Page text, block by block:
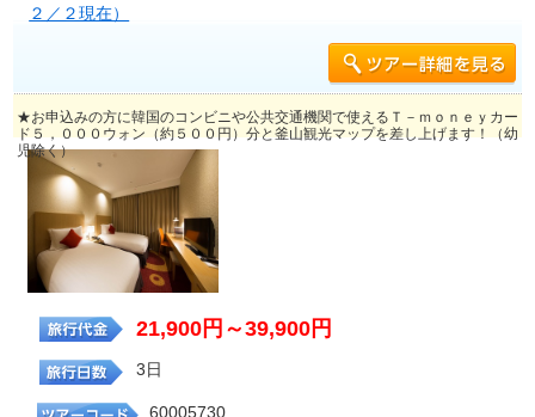
２／２現在）
★お申込みの方に韓国のコンビニや公共交通機関で使えるＴ－ｍｏｎｅｙカー
ド５，０００ウォン（約５００円）分と釜山観光マップを差し上げます！（幼
児除く）
21,900円～39,900円
3日
60005730